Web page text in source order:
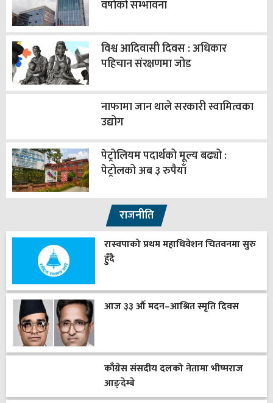
वर्षाको सम्भावना
विश्व आदिवासी दिवस : अधिकार
पहिचान संरक्षणमा जोड
नाफामा जान थाले सरकारी स्वामित्वका
उद्योग
पेट्रोलियम पदार्थको मूल्य बढ्यो :
पेट्रोलको अब ३ रुपैयाँ
राजनीति
रास्वपाको प्रथम महाधिवेशन चितवनमा सुरु
हुँदै
आज ३३ औँ मदन–आश्रित स्मृति दिवस
काँग्रेस संसदीय दलको नेतामा भीष्मराज
आङ्देम्बे